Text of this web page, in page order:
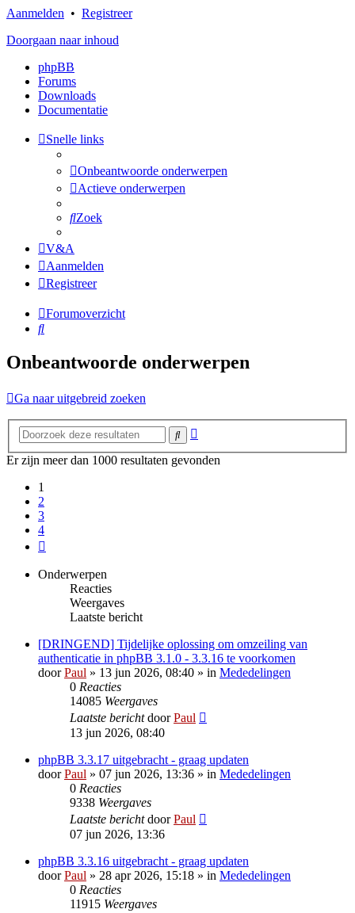
Aanmelden • Registreer
Doorgaan naar inhoud
phpBB
Forums
Downloads
Documentatie
Snelle links
Onbeantwoorde onderwerpen
Actieve onderwerpen
Zoek
V&A
Aanmelden
Registreer
Forumoverzicht
Zoek
Onbeantwoorde onderwerpen
Ga naar uitgebreid zoeken
Zoek
Er zijn meer dan 1000 resultaten gevonden
1
2
3
4
Onderwerpen
Reacties
Weergaves
Laatste bericht
[DRINGEND] Tijdelijke oplossing om omzeiling van
authenticatie in phpBB 3.1.0 - 3.3.16 te voorkomen
doorPaul » 13 jun 2026, 08:40 » in Mededelingen
0 Reacties
14085 Weergaves
Laatste berichtdoorPaul
13 jun 2026, 08:40
phpBB 3.3.17 uitgebracht - graag updaten
doorPaul » 07 jun 2026, 13:36 » in Mededelingen
0 Reacties
9338 Weergaves
Laatste berichtdoorPaul
07 jun 2026, 13:36
phpBB 3.3.16 uitgebracht - graag updaten
doorPaul » 28 apr 2026, 15:18 » in Mededelingen
0 Reacties
11915 Weergaves